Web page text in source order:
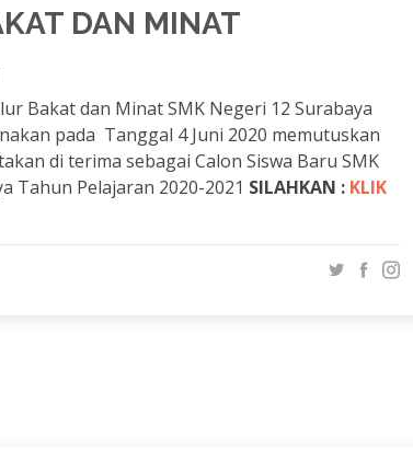
DAN MINAT
Bakat dan Minat SMK Negeri 12 Surabaya
pada Tanggal 4 Juni 2020 memutuskan
di terima sebagai Calon Siswa Baru SMK
Tahun Pelajaran 2020-2021 SILAHKAN : KLIK